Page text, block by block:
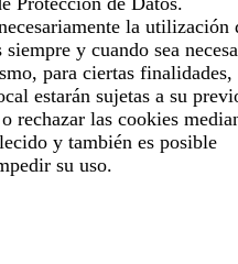
la utilización
y cuando sea
para ciertas finalidades,
estarán sujetas a su
rechazar las cookies
y también es posible
su uso.